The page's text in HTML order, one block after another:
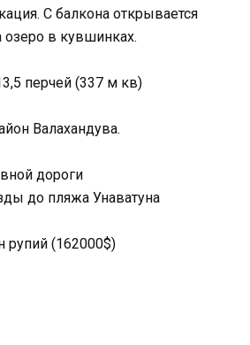
С балкона открывается
в кувшинках.
перчей (337 м кв)
Валахандува.
дороги
до пляжа Унаватуна
рупий (162000$)